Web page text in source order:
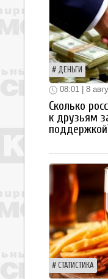
ДЕНЬГИ
08:01 | 8
Сколько
к друзьям
СТАТИСТИКА